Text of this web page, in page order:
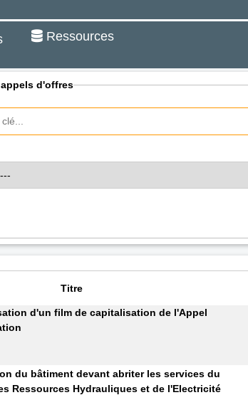
Ressources
d'offres
Titre
d'un film de capitalisation de l'Appel
du bâtiment devant abriter les services du
Ressources Hydrauliques et de l'Electricité